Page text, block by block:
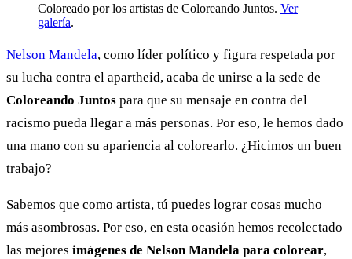
Coloreado por los artistas de Coloreando Juntos. Ver
galería.
Nelson Mandela, como líder político y figura respetada por
su lucha contra el apartheid, acaba de unirse a la sede de
Coloreando Juntos para que su mensaje en contra del
racismo pueda llegar a más personas. Por eso, le hemos dado
una mano con su apariencia al colorearlo. ¿Hicimos un buen
trabajo?
Sabemos que como artista, tú puedes lograr cosas mucho
más asombrosas. Por eso, en esta ocasión hemos recolectado
las mejores imágenes de Nelson Mandela para colorear,